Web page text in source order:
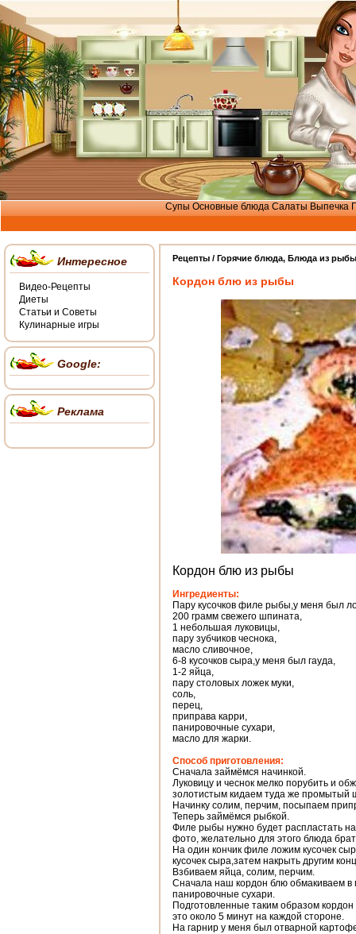
Супы Основные блюда Салаты Выпечка
Рецепты / Горячие блюда, Блюда из рыбы
Кордон блю из рыбы
Кордон блю из рыбы
Ингредиенты:
Пару кусочков филе рыбы,у меня был
200 грамм свежего шпината,
1 небольшая луковицы,
пару зубчиков чеснока,
масло сливочное,
6-8 кусочков сыра,у меня был гауда,
1-2 яйца,
пару столовыx ложек муки,
соль,
перец,
приправа карри,
панировочные сухари,
масло для жарки.
Способ приготовления:
Сначала займёмся начинкой.
Луковицу и чеснок мелко порубить и
золотистым кидаем туда же промытый
Начинку солим, перчим, посыпаем
Теперь займёмся рыбкой.
Филе рыбы нужно будет распластать
фото, желательно для этого блюда
На один кончик филе ложим кусочек
кусочек сыра,затем накрыть другим
Взбиваем яйца, солим, перчим.
Сначала наш кордон блю обмакиваем в
панировочные сухари.
Подготовленные таким образом
это около 5 минут на каждой стороне.
На гарнир у меня был отварной
Интересное
Видео-Рецепты
Диеты
Статьи и Советы
Кулинарные игры
Google:
Реклама